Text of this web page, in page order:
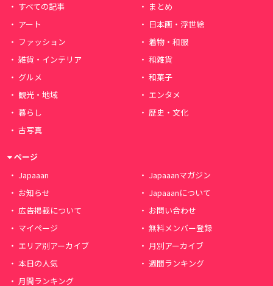
すべての記事
まとめ
アート
日本画・浮世絵
ファッション
着物・和服
雑貨・インテリア
和雑貨
グルメ
和菓子
観光・地域
エンタメ
暮らし
歴史・文化
古写真
ページ
Japaaan
Japaaanマガジン
お知らせ
Japaaanについて
広告掲載について
お問い合わせ
マイページ
無料メンバー登録
エリア別アーカイブ
月別アーカイブ
本日の人気
週間ランキング
月間ランキング